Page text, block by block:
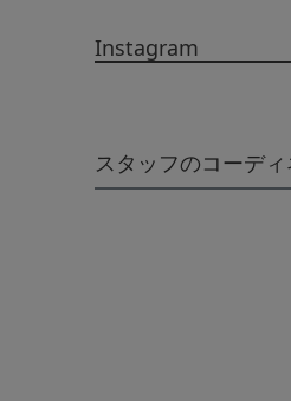
Instagram
スタッフのコーディ